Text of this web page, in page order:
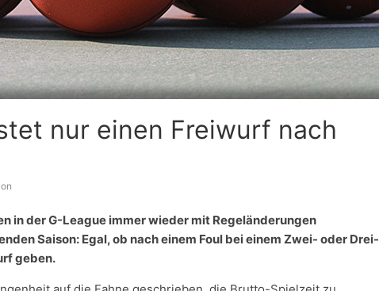
nur einen Freiwurf nach
in der G-League immer wieder mit Regeländerungen
Saison: Egal, ob nach einem Foul bei einem Zwei- oder Drei-
geben.